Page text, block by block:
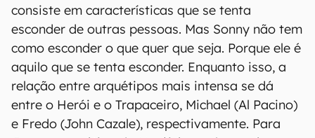
consiste em características que se tenta
esconder de outras pessoas. Mas Sonny não tem
como esconder o que quer que seja. Porque ele é
aquilo que se tenta esconder. Enquanto isso, a
relação entre arquétipos mais intensa se dá
entre o Herói e o Trapaceiro, Michael (Al Pacino)
e Fredo (John Cazale), respectivamente. Para